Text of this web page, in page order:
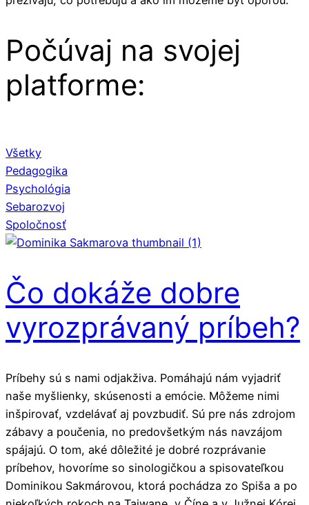
Počúvaj na svojej
platforme:
Všetky
Pedagogika
Psychológia
Sebarozvoj
Spoločnosť
Čo dokáže dobre
vyrozprávaný príbeh?
Príbehy sú s nami odjakživa. Pomáhajú nám vyjadriť
naše myšlienky, skúsenosti a emócie. Môžeme nimi
inšpirovať, vzdelávať aj povzbudiť. Sú pre nás zdrojom
zábavy a poučenia, no predovšetkým nás navzájom
spájajú. O tom, aké dôležité je dobré rozprávanie
príbehov, hovoríme so sinologičkou a spisovateľkou
Dominikou Sakmárovou, ktorá pochádza zo Spiša a po